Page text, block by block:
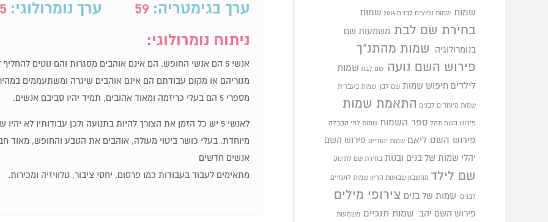
ערך בגימטריה: 59 ערך נומרולוגי:
ניתוח נומרולוגי:
אנשי 5 הם אנשי החופש. הם אינם אוהבים מסגרות והם נוטים
מגוריהם או מקום עבודתם הם אינם אוהבים שיגרה ומשתעממים
מספרי 5 הם בעלי כריזמה ומאוד אהובים, תמיד יהיו סביבם אנשים.
לאנשי 5 יש כל הזמן את הצורך להיות בתנועה ולכן עבודותיו לא
מיוחדת, בעלי כושר ביטוי מעולה, אוהבים את הטבע והחופש, מאוד
אנשים חדשים
מתאימים לעבוד בעבודות כמו פרסום, יחסי ציבור, טלוויזיה ומכירות.
שמות שמות נפוצים לבנים 2014 שמות
בחירת שם לבת משמעות שם
בנומרולוגיה
שמות מהתנ"ך
פירוש השם נועה
שם לבת שמות
לילדים חיפוש שמות שם לבן שמות בעברית
שמות מיוחדים לבנים התאמת שמות
פירוש השם תהל ספר השמות שמות לפי הקבלה
פירוש השם ליאם שמות יהודיים פירוש השם
יהלי שמות של בנים ובנות בחירת שם לתינוק
שם לילד מחשבון שבועות הריון שמות לועזיים
לבנים שמות של בנים צירופי מילים
פירוש השם יהב שמות תנכיים משמעות